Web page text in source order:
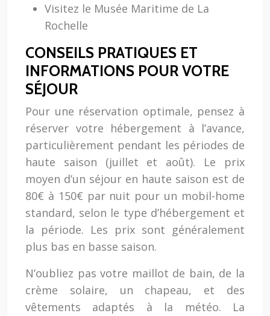
Visitez le Musée Maritime de La
Rochelle
CONSEILS PRATIQUES ET
INFORMATIONS POUR VOTRE
SÉJOUR
Pour une réservation optimale, pensez à
réserver votre hébergement à l’avance,
particulièrement pendant les périodes de
haute saison (juillet et août). Le prix
moyen d’un séjour en haute saison est de
80€ à 150€ par nuit pour un mobil-home
standard, selon le type d’hébergement et
la période. Les prix sont généralement
plus bas en basse saison.
N’oubliez pas votre maillot de bain, de la
crème solaire, un chapeau, et des
vêtements adaptés à la météo. La